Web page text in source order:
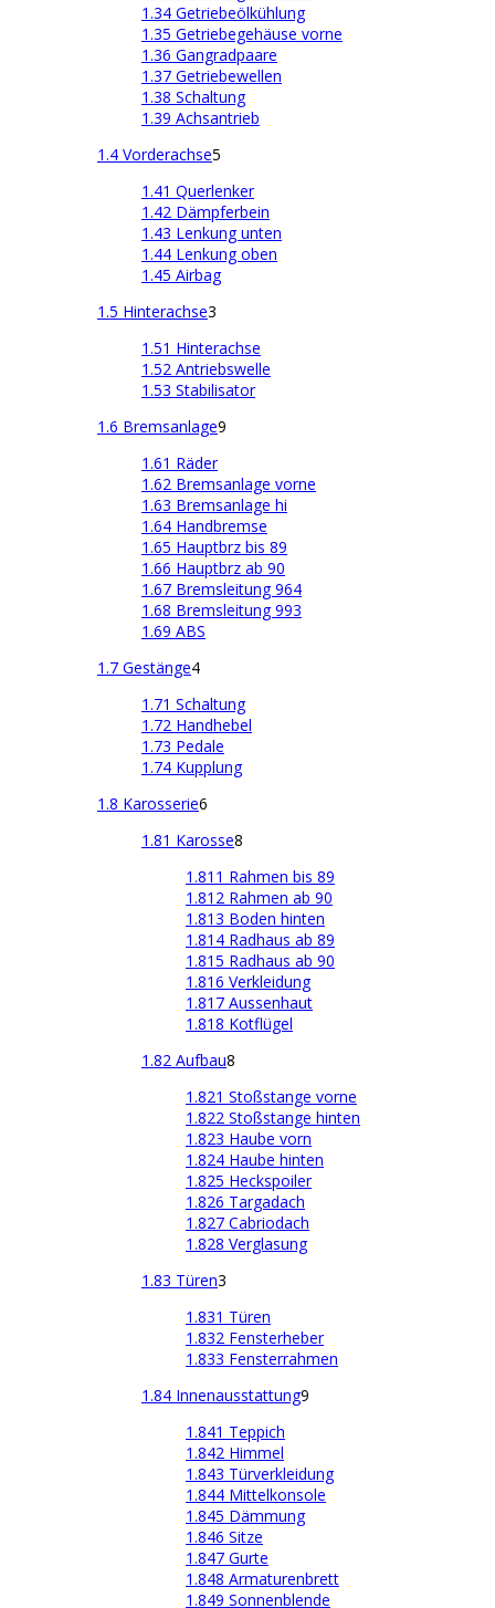
1.34 Getriebeölkühlung
1.35 Getriebegehäuse vorne
1.36 Gangradpaare
1.37 Getriebewellen
1.38 Schaltung
1.39 Achsantrieb
1.4 Vorderachse5
1.41 Querlenker
1.42 Dämpferbein
1.43 Lenkung unten
1.44 Lenkung oben
1.45 Airbag
1.5 Hinterachse3
1.51 Hinterachse
1.52 Antriebswelle
1.53 Stabilisator
1.6 Bremsanlage9
1.61 Räder
1.62 Bremsanlage vorne
1.63 Bremsanlage hi
1.64 Handbremse
1.65 Hauptbrz bis 89
1.66 Hauptbrz ab 90
1.67 Bremsleitung 964
1.68 Bremsleitung 993
1.69 ABS
1.7 Gestänge4
1.71 Schaltung
1.72 Handhebel
1.73 Pedale
1.74 Kupplung
1.8 Karosserie6
1.81 Karosse8
1.811 Rahmen bis 89
1.812 Rahmen ab 90
1.813 Boden hinten
1.814 Radhaus ab 89
1.815 Radhaus ab 90
1.816 Verkleidung
1.817 Aussenhaut
1.818 Kotflügel
1.82 Aufbau8
1.821 Stoßstange vorne
1.822 Stoßstange hinten
1.823 Haube vorn
1.824 Haube hinten
1.825 Heckspoiler
1.826 Targadach
1.827 Cabriodach
1.828 Verglasung
1.83 Türen3
1.831 Türen
1.832 Fensterheber
1.833 Fensterrahmen
1.84 Innenausstattung9
1.841 Teppich
1.842 Himmel
1.843 Türverkleidung
1.844 Mittelkonsole
1.845 Dämmung
1.846 Sitze
1.847 Gurte
1.848 Armaturenbrett
1.849 Sonnenblende